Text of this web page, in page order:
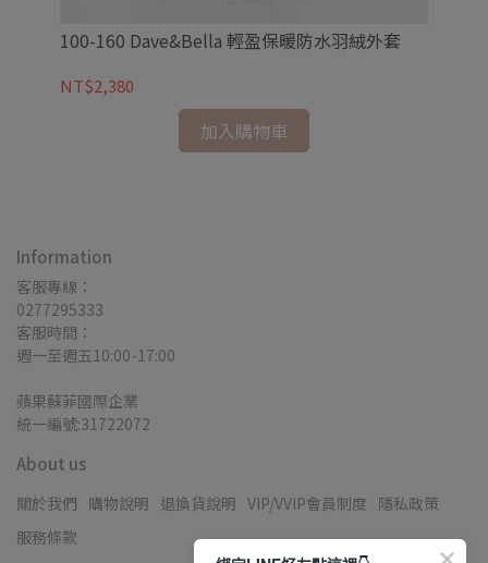
100-160 Dave&Bella 輕盈保暖防水羽絨外套
NT$2,380
加入購物車
Information
客服專線：
0277295333
客服時間：
週一至週五10:00-17:00
蘋果蘇菲國際企業
統一編號:31722072
About us
關於我們 購物說明 退換貨說明 VIP/VVIP會員制度 隱私政策
服務條款